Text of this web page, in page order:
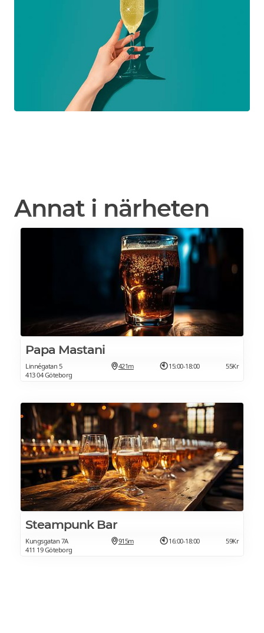
Annat i närheten
Papa Mastani
Linnégatan 5
413 04 Göteborg
421m 15:00-18:00 55Kr
Steampunk Bar
Kungsgatan 7A
411 19 Göteborg
915m 16:00-18:00 59Kr